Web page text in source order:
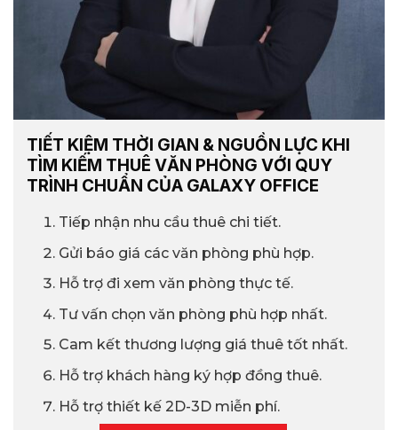
TIẾT KIỆM THỜI GIAN & NGUỒN LỰC KHI
TÌM KIẾM THUÊ VĂN PHÒNG VỚI QUY
TRÌNH CHUẨN CỦA GALAXY OFFICE
Tiếp nhận nhu cầu thuê chi tiết.
Gửi báo giá các văn phòng phù hợp.
Hỗ trợ đi xem văn phòng thực tế.
Tư vấn chọn văn phòng phù hợp nhất.
Cam kết thương lượng giá thuê tốt nhất.
Hỗ trợ khách hàng ký hợp đồng thuê.
Hỗ trợ thiết kế 2D-3D miễn phí.